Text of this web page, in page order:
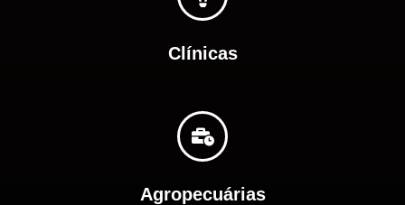
Clínicas
Agropecuárias